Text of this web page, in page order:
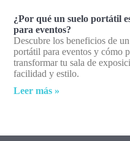
¿Por qué un suelo portátil
para eventos?
Descubre los beneficios de
portátil para eventos y cómo
transformar tu sala de
facilidad y estilo.
Leer más »